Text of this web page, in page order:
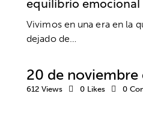
Vivimos en una era en la
dejado de…
20 de noviembre
612 Views 0 Likes 0